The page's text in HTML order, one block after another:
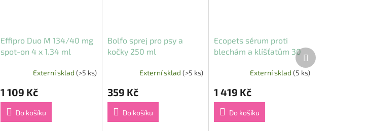
Effipro Duo M 134/40 mg
spot-on 4 x 1.34 ml
Externí sklad (>5 ks)
1 109 Kč
Do košíku
Bolfo sprej pro psy a
kočky 250 ml
Externí sklad(>5 ks)
359 Kč
Do košíku
Ecopets sérum proti
blechám a klíšťatům 30
Externí sklad (5 ks)
1 419 Kč
Do košíku
Další
produkt